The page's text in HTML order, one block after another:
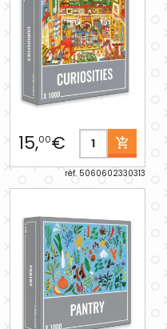
15,00€
réf. 5060602330313